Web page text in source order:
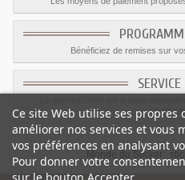
Bénéficiez de remises sur
Monde du Sticker :
Ce site Web utilise ses propres
améliorer nos services et vous
vos préférences en analysant
Pour donner votre